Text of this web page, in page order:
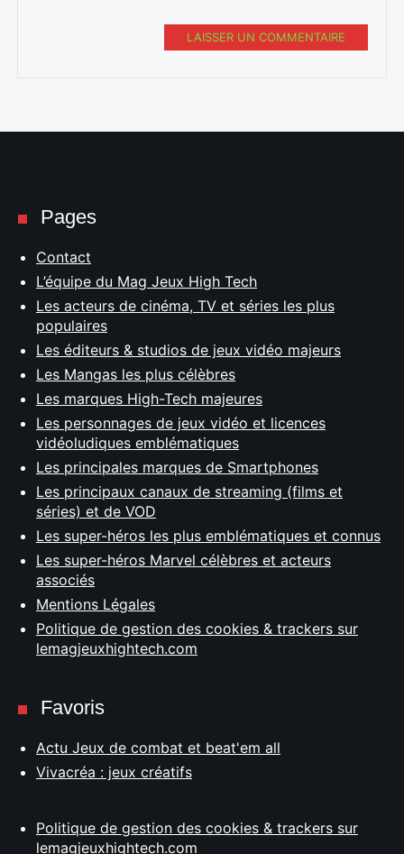
LAISSER UN COMMENTAIRE
Pages
Contact
L’équipe du Mag Jeux High Tech
Les acteurs de cinéma, TV et séries les plus
populaires
Les éditeurs & studios de jeux vidéo majeurs
Les Mangas les plus célèbres
Les marques High-Tech majeures
Les personnages de jeux vidéo et licences
vidéoludiques emblématiques
Les principales marques de Smartphones
Les principaux canaux de streaming (films et
séries) et de VOD
Les super-héros les plus emblématiques et connus
Les super-héros Marvel célèbres et acteurs
associés
Mentions Légales
Politique de gestion des cookies & trackers sur
lemagjeuxhightech.com
Favoris
Actu Jeux de combat et beat'em all
Vivacréa : jeux créatifs
Politique de gestion des cookies & trackers sur
lemagjeuxhightech.com